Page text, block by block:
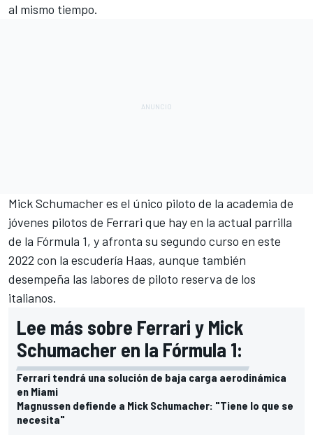
al mismo tiempo.
Mick Schumacheres el único piloto de la academia de
jóvenes pilotos de Ferrari que hay en la actual parrilla
de la Fórmula 1, y afronta su segundo curso en este
2022 con la escudería Haas, aunque también
desempeña las labores de piloto reserva de los
italianos.
Lee más sobre Ferrari y Mick
Schumacher en la Fórmula 1:
Ferrari tendrá una solución de baja carga aerodinámica
en Miami
Magnussen defiende a Mick Schumacher: "Tiene lo que se
necesita"